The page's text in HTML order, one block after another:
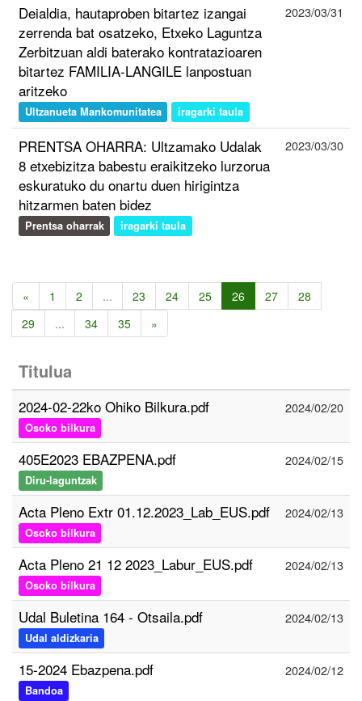
Deialdia, hautaproben bitartez izangai
zerrenda bat osatzeko, Etxeko Laguntza
Zerbitzuan aldi baterako kontratazioaren
bitartez FAMILIA-LANGILE lanpostuan
aritzeko
Ultzanueta Mankomunitatea iragarki taula
2023/03/31
PRENTSA OHARRA: Ultzamako Udalak
8 etxebizitza babestu eraikitzeko lurzorua
eskuratuko du onartu duen hirigintza
hitzarmen baten bidez
Prentsa oharrak iragarki taula
2023/03/30
« 1 2 ... 23 24 25 26 27
28
29
... 34 35 »
Titulua
2024-02-22ko Ohiko Bilkura.pdf
Osoko bilkura
2024/02/20
405E2023 EBAZPENA.pdf
Diru-laguntzak
2024/02/15
Acta Pleno Extr 01.12.2023_Lab_EUS.pdf
Osoko bilkura
2024/02/13
Acta Pleno 21 12 2023_Labur_EUS.pdf
Osoko bilkura
2024/02/13
Udal Buletina 164 - Otsaila.pdf
Udal aldizkaria
2024/02/13
15-2024 Ebazpena.pdf
Bandoa
2024/02/12